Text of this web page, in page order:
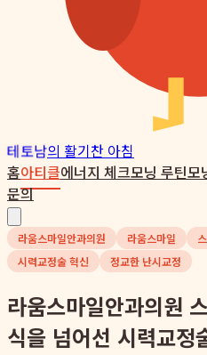
테토남의 활기찬 아침
홈아티클에너지 체크모닝 루틴모
문의
라움스마일안과의원 라움스마일
시력교정술 혁신
정교한 난시교정
라움스마일안과의원
식을 넘어선 시력교정